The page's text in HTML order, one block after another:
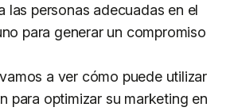
las personas adecuadas en el
para generar un compromiso
a ver cómo puede utilizar
para optimizar su marketing en